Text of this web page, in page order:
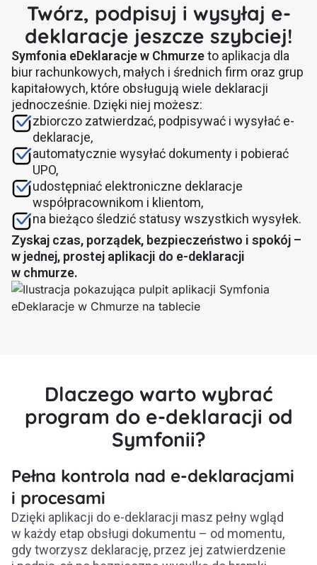
Twórz, podpisuj i wysyłaj e-
deklaracje jeszcze szybciej!
Symfonia eDeklaracje w Chmurzeto aplikacja dla
biur rachunkowych, małych i średnich firm oraz grup
kapitałowych, które obsługują wiele deklaracji
jednocześnie. Dzięki niej możesz:
zbiorczo zatwierdzać, podpisywać i wysyłać e-
deklaracje,
automatycznie wysyłać dokumenty i pobierać
UPO,
udostępniać elektroniczne deklaracje
współpracownikom i klientom,
na bieżąco śledzić statusy wszystkich wysyłek.
Zyskaj czas, porządek, bezpieczeństwo i spokój –
w jednej, prostej aplikacji do e-deklaracji
w chmurze.
Dlaczego warto wybrać
program do e-deklaracji od
Symfonii?
Pełna kontrola nad e-deklaracjami
i procesami
Dzięki aplikacji do e-deklaracji masz pełny wgląd
w każdy etap obsługi dokumentu – od momentu,
gdy tworzysz deklarację, przez jej zatwierdzenie